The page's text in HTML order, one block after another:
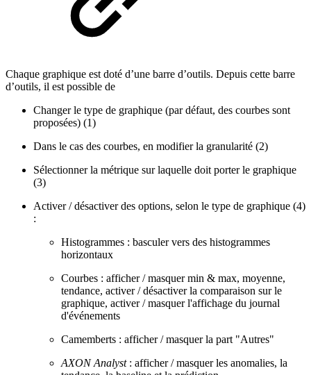
Chaque graphique est doté d’une barre d’outils. Depuis cette barre
d’outils, il est possible de
Changer le type de graphique (par défaut, des courbes sont
proposées) (1)
Dans le cas des courbes, en modifier la granularité (2)
Sélectionner la métrique sur laquelle doit porter le graphique
(3)
Activer / désactiver des options, selon le type de graphique (4)
:
Histogrammes : basculer vers des histogrammes
horizontaux
Courbes : afficher / masquer min & max, moyenne,
tendance, activer / désactiver la comparaison sur le
graphique, activer / masquer l'affichage du journal
d'événements
Camemberts : afficher / masquer la part "Autres"
AXON Analyst: afficher / masquer les anomalies, la